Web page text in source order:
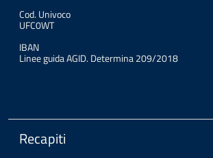
Cod. Univoco
UFC0WT
IBAN
Linee guida AGID. Determina 209/2018
Recapiti